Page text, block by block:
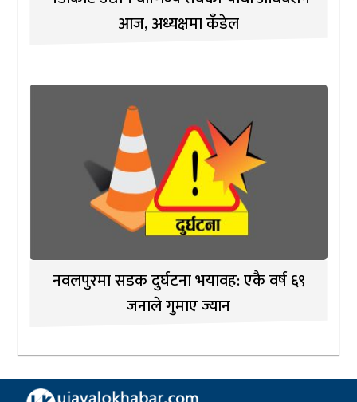
आज, अध्यक्षमा कँडेल
नवलपुरमा सडक दुर्घटना भयावह: एकै वर्ष ६९
जनाले गुमाए ज्यान